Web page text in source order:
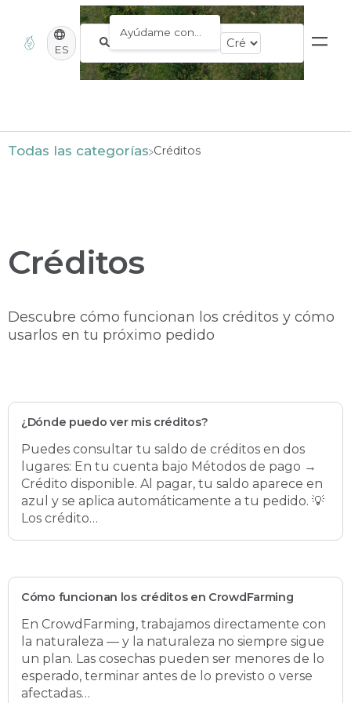
ES
Todas las categorías ​Créditos
Créditos
Descubre cómo funcionan los créditos y cómo
usarlos en tu próximo pedido
¿Dónde puedo ver mis créditos?
Puedes consultar tu saldo de créditos en dos
lugares: En tu cuenta bajo Métodos de pago →
Crédito disponible. Al pagar, tu saldo aparece en
azul y se aplica automáticamente a tu pedido. 💡
Los crédito…
Cómo funcionan los créditos en CrowdFarming
En CrowdFarming, trabajamos directamente con
la naturaleza — y la naturaleza no siempre sigue
un plan. Las cosechas pueden ser menores de lo
esperado, terminar antes de lo previsto o verse
afectadas…